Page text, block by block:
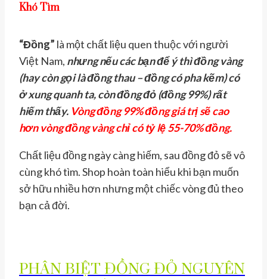
Khó Tìm
“Đồng” là một chất liệu quen thuộc với người
Việt Nam, nhưng nếu các bạn để ý thì đồng vàng
(hay còn gọi là đồng thau – đồng có pha kẽm) có
ở xung quanh ta, còn đồng đỏ (đồng 99%) rất
hiếm thấy. Vòng đồng 99% đồng giá trị sẽ cao
hơn vòng đồng vàng chỉ có tỷ lệ 55-70% đồng.
Chất liệu đồng ngày càng hiếm, sau đồng đỏ sẽ vô
cùng khó tìm. Shop hoàn toàn hiểu khi bạn muốn
sở hữu nhiều hơn nhưng một chiếc vòng đủ theo
bạn cả đời.
PHÂN BIỆT ĐỒNG ĐỎ NGUYÊN